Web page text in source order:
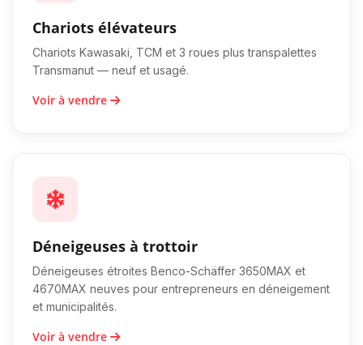
Chariots élévateurs
Chariots Kawasaki, TCM et 3 roues plus transpalettes
Transmanut — neuf et usagé.
Voir à vendre
Déneigeuses à trottoir
Déneigeuses étroites Benco-Schäffer 3650MAX et
4670MAX neuves pour entrepreneurs en déneigement
et municipalités.
Voir à vendre